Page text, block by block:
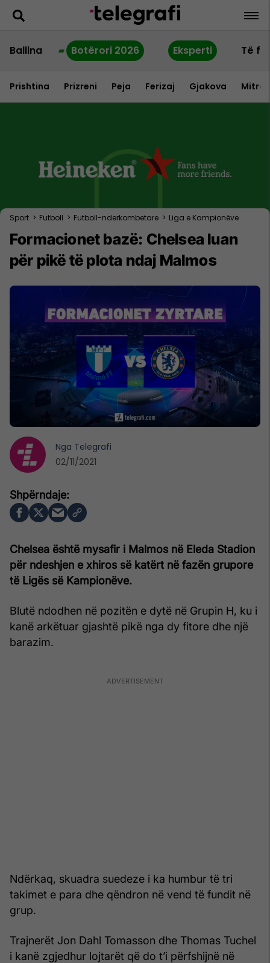
Ballina Botërori 2026 Eksperti Të
Prishtina Prizreni Peja Ferizaj Gjakova
Sport > Futboll > Futboll-nderkombetare > Liga e Kampionëve
Formacionet bazë: Chelsea luan
për pikë të plota ndaj Malmos
Chelsea është mysafir i Malmos në Eleda Stadion
për ndeshjen e xhiros së katërt në fazën grupore
të Ligës së Kampionëve.
Blutë ndodhen në pozitën e dytë në Grupin H, ku i
kanë arkëtuar gjashtë pikë nga dy fitore dhe një
barazim.
Ndërkaq, skuadra suedeze i ka humbur të tri
takimet e para dhe qëndron në vend të fundit në
grup.
Trajnerët Jon Dahl Tomasson dhe Thomas Tuchel
i kanë zgjedhur lojtarët që do t’i përfshijnë në
Nga Telegrafi
02/11/2021